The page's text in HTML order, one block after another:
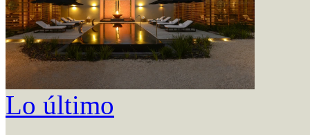
Lo último